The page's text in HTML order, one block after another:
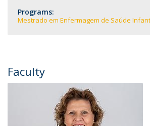
Programs:
Mestrado em Enfermagem de Saúde
Faculty